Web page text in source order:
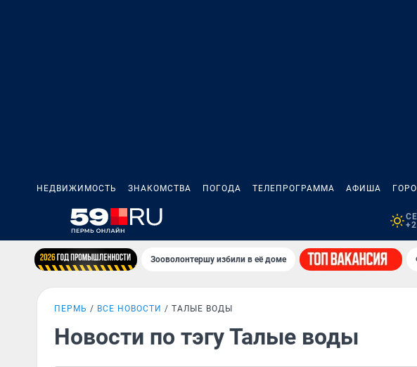
НЕДВИЖИМОСТЬ ЗНАКОМСТВА ПОГОДА ТЕЛЕПРОГРАММА АФИША
Зооволонтершу избили в её доме
ПЕРМЬ ВСЕ НОВОСТИ ТАЛЫЕ ВОДЫ
Новости по тэгу Талые воды